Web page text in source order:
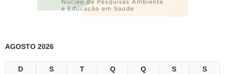
AGOSTO 2026
D S T Q Q S
S